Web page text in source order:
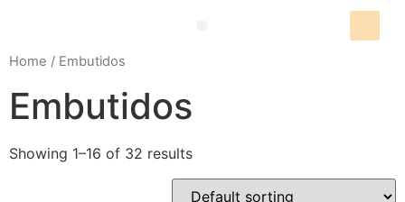
Home / Embutidos
Embutidos
Showing 1–16 of 32 results